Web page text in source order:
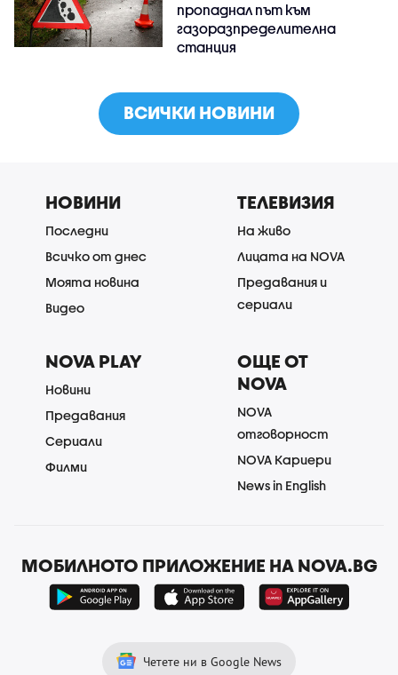
пропаднал път към
газоразпределителна
станция
ВСИЧКИ НОВИНИ
НОВИНИ
Последни
Всичко от днес
Моята новина
Видео
ТЕЛЕВИЗИЯ
На живо
Лицата на NOVA
Предавания и
сериали
NOVA PLAY
Новини
Предавания
Сериали
Филми
ОЩЕ ОТ
NOVA
NOVA
отговорност
NOVA Кариери
News in English
МОБИЛНОТО ПРИЛОЖЕНИЕ НА NOVA.BG
Четете ни в Google News